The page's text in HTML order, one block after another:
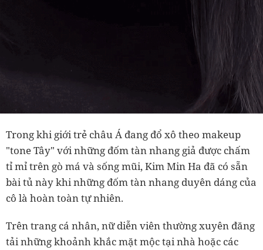
Trong khi giới trẻ châu Á đang đổ xô theo makeup
"tone Tây" với những đốm tàn nhang giả được chấm
tỉ mỉ trên gò má và sống mũi, Kim Min Ha đã có sẵn
bài tủ này khi những đốm tàn nhang duyên dáng của
cô là hoàn toàn tự nhiên.
Trên trang cá nhân, nữ diễn viên thường xuyên đăng
tải những khoảnh khắc mặt mộc tại nhà hoặc các